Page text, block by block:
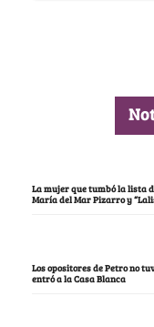
La mujer que tumbó la lista
María del Mar Pizarro y
Los opositores de Petro no
entró a la Casa Blanca